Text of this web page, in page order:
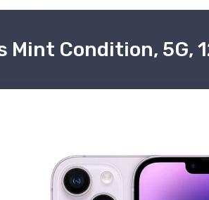
Mint Condition, 5G,